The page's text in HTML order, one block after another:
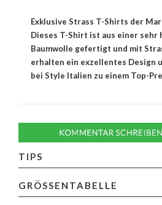
Exklusive Strass T-Shirts der
Dieses T-Shirt ist aus einer sehr
Baumwolle gefertigt und mit
erhalten ein exzellentes Design
bei Style Italien zu einem Top-
TIPS
GRÖSSENTABELLE